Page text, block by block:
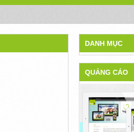
DANH MỤC
QUẢNG CÁO